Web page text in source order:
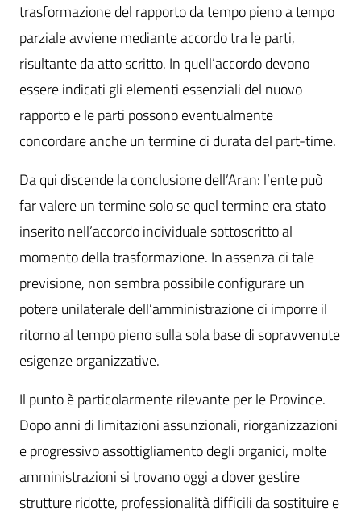
trasformazione del rapporto da tempo pieno a tempo
parziale avviene mediante accordo tra le parti,
risultante da atto scritto. In quell’accordo devono
essere indicati gli elementi essenziali del nuovo
rapporto e le parti possono eventualmente
concordare anche un termine di durata del part-time.
Da qui discende la conclusione dell’Aran: l’ente può
far valere un termine solo se quel termine era stato
inserito nell’accordo individuale sottoscritto al
momento della trasformazione. In assenza di tale
previsione, non sembra possibile configurare un
potere unilaterale dell’amministrazione di imporre il
ritorno al tempo pieno sulla sola base di sopravvenute
esigenze organizzative.
Il punto è particolarmente rilevante per le Province.
Dopo anni di limitazioni assunzionali, riorganizzazioni
e progressivo assottigliamento degli organici, molte
amministrazioni si trovano oggi a dover gestire
strutture ridotte, professionalità difficili da sostituire e